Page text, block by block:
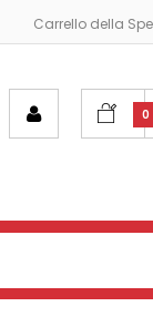
Carrello della
0